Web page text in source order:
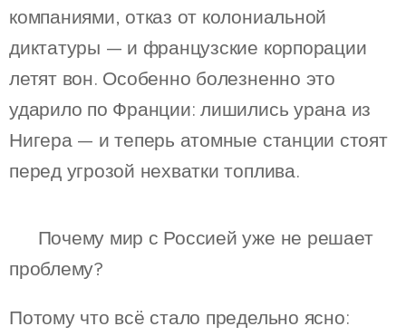
компаниями, отказ от колониальной
диктатуры — и французские корпорации
летят вон. Особенно болезненно это
ударило по Франции: лишились урана из
Нигера — и теперь атомные станции стоят
перед угрозой нехватки топлива.
💸 Почему мир с Россией уже не решает
проблему?
Потому что всё стало предельно ясно: